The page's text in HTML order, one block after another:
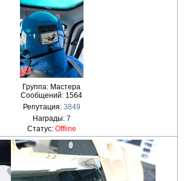
Группа: Мастера
Сообщений: 1564
Репутация: 3849
Награды: 7
Статус: Offline